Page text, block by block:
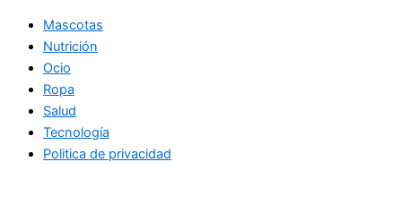
Mascotas
Nutrición
Ocio
Ropa
Salud
Tecnología
Politica de privacidad